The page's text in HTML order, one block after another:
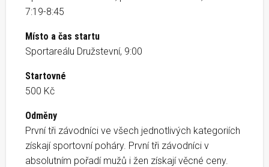
7:19-8:45
Místo a čas startu
Sportareálu Družstevní, 9:00
Startovné
500 Kč
Odměny
První tři závodníci ve všech jednotlivých kategoriích
získají sportovní poháry. První tři závodníci v
absolutním pořadí mužů i žen získají věcné ceny.